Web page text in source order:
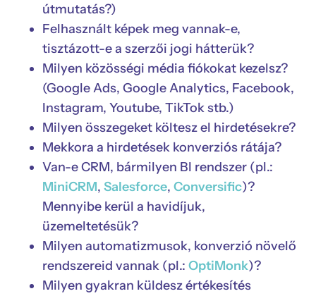
útmutatás?)
Felhasznált képek meg vannak-e,
tisztázott-e a szerzői jogi hátterük?
Milyen közösségi média fiókokat kezelsz?
(Google Ads, Google Analytics, Facebook,
Instagram, Youtube, TikTok stb.)
Milyen összegeket költesz el hirdetésekre?
Mekkora a hirdetések konverziós rátája?
Van-e CRM, bármilyen BI rendszer (pl.:
MiniCRM, Salesforce, Conversific)?
Mennyibe kerül a havidíjuk,
üzemeltetésük?
Milyen automatizmusok, konverzió növelő
rendszereid vannak (pl.: OptiMonk)?
Milyen gyakran küldesz értékesítés